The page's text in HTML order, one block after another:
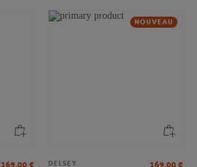
169,00 €
NOUVEAU
DELSEY 169,00 €